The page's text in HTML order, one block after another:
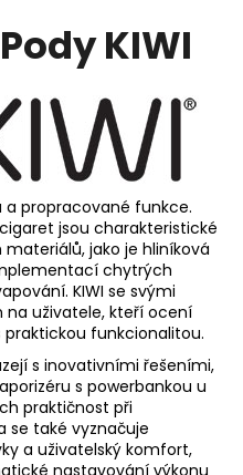
KIWI
propracované funkce.
jsou charakteristické
jako je hliníková
chytrých
KIWI se svými
uživatele, kteří ocení
funkcionalitou.
s inovativními řešeními,
s powerbankou u
praktičnost při
se také vyznačuje
a uživatelský komfort,
nastavování výkonu